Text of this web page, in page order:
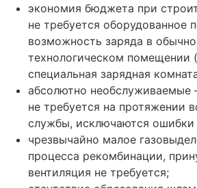
экономия бюджета при
не требуется оборудованное
возможность заряда в
технологическом помещении
специальная зарядная
абсолютно
не требуется на протяжении
службы, исключаются ошибки
чрезвычайно малое
процесса рекомбинации,
вентиляция не требуется;